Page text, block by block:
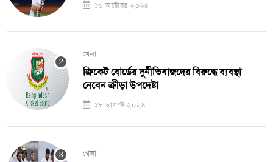
১৬ অক্টোবর ২০২৪
খেলা
ক্রিকেট বোর্ডের দুর্নীতিবাজদের বিরুদ্ধে ব্যবস্থা
নেবেন ক্রীড়া উপদেষ্টা
১৮ আগস্ট ২০২৪
খেলা